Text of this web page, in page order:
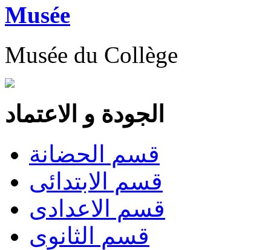
Musée
Musée du Collège
الجودة و الاعتماد
قسم الحضانة
قسم الابتدائى
قسم الاعدادى
قسم الثانوى